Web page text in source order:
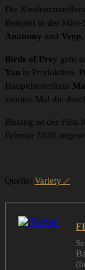
Die
Beispiel in der Mini-
Anatomy und Veep.
Birds of Prey geht
Yan in Produktion.
Hauptdarstellerin
zweites Mal die
Bislang ist der Film
Februar 2020
Quelle: Variety